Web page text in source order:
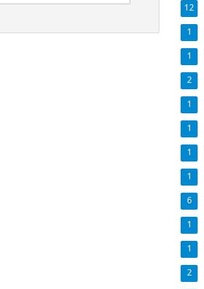
12
1
1
2
1
1
1
1
6
1
1
2